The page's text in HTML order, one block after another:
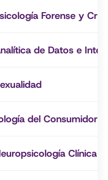
Forense y
de Datos e
del Consumidor
Clínica